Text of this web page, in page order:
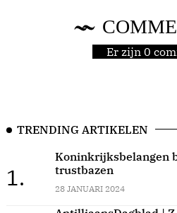
Er zijn 0
TRENDING ARTIKELEN
1.
Koninkrijksbelangen
trustbazen
28 JANUARI 2024